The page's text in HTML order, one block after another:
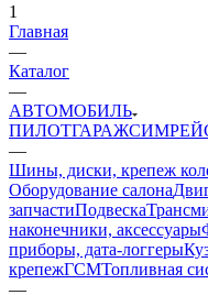
1
Главная
—
Каталог
—
АВТОМОБИЛЬ
ПИЛОТГАРАЖ
—
Шины, диски, крепеж
Оборудование салона
запчастиПодвеска
наконечники, аксессуары
приборы, дата-логгеры
крепежГСМТопливная
—